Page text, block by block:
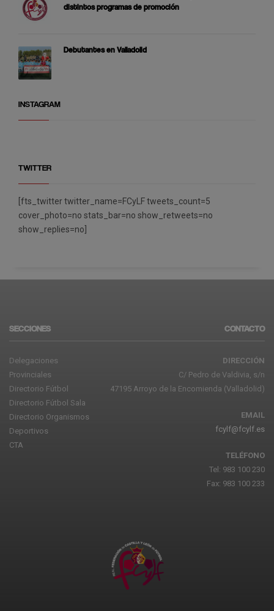
distintos programas de promoción
Debutantes en Valladolid
INSTAGRAM
TWITTER
[fts_twitter twitter_name=FCyLF tweets_count=5
cover_photo=no stats_bar=no show_retweets=no
show_replies=no]
SECCIONES
Delegaciones
Provinciales
Directorio Fútbol
Directorio Fútbol Sala
Directorio Organismos
Deportivos
CTA
CONTACTO
DIRECCIÓN
C/ Pedro de Valdivia, s/n
47195 Arroyo de la Encomienda (Valladolid)
EMAIL
fcylf@fcylf.es
TELÉFONO
Tel: 983 100 230
Fax: 983 100 233